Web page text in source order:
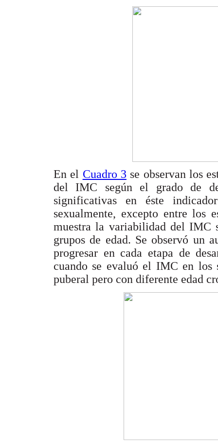
En el Cuadro 3 se observan los
del IMC según el grado de
significativas en éste
sexualmente, excepto entre los
muestra la variabilidad del IMC
grupos de edad. Se observó un
progresar en cada etapa de
cuando se evaluó el IMC en los
puberal pero con diferente edad